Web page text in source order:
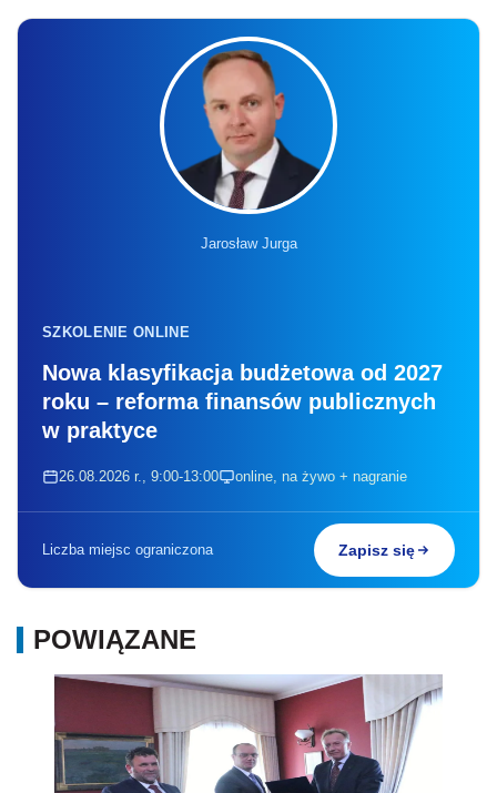
Jarosław Jurga
SZKOLENIE ONLINE
Nowa klasyfikacja budżetowa od 2027
roku – reforma finansów publicznych
w praktyce
26.08.2026 r., 9:00-13:00 online, na żywo + nagranie
Liczba miejsc ograniczona Zapisz się
POWIĄZANE